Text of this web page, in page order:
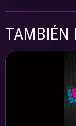
TAMBIÉN